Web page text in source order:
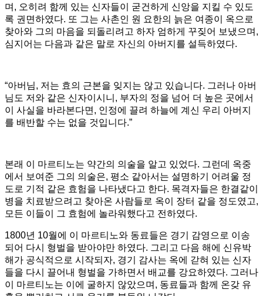
며, 오히려 함께 있는 신자들이 굳건하게 신앙을 지킬 수 있도
록 권면하였다. 또 그는 사촌인 원 요한의 늙은 여종이 옥으로
찾아와 그의 마음을 되돌리려고 하자 엄하게 꾸짖어 보냈으며,
심지어는 다음과 같은 말로 자신의 아버지를 설득하였다.
“아버님, 저는 효의 근본을 잊지는 않고 있습니다. 그러나 아버
님도 저와 같은 신자이시니, 부자의 정을 넘어 더 높은 곳에서
이 사실을 바라본다면, 인정에 끌려 하늘에 계신 우리 아버지
를 배반할 수는 없을 것입니다.”
본래 이 마르티노는 약간의 의술을 알고 있었다. 그런데 옥중
에 서 보여준 그의 의술은, 평소 같아서는 설명하기 어려울 정
도로 기적 같은 효험을 나타냈다고 한다. 목격자들은 한결같이
병을 치료받으려고 찾아온 사람들로 옥이 장터 같을 정도였고,
모든 이들이 그 효험에 놀라워했다고 전하였다.
1800년 10월에 이 마르티노와 동료들은 경기 감영으로 이송
되어 다시 형벌을 받아야만 하였다. 그리고 다음 해에 신유박
해가 공식적으로 시작되자, 경기 감사는 옥에 갇혀 있는 신자
들을 다시 끌어내 형벌을 가하면서 배교를 강요하였다. 그러나
이 마르티노는 이에 굴하지 않았으며, 동료들과 함께 온갖 유